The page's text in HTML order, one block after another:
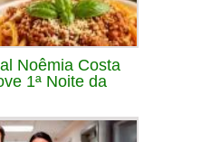
Noêmia Costa
1ª Noite da